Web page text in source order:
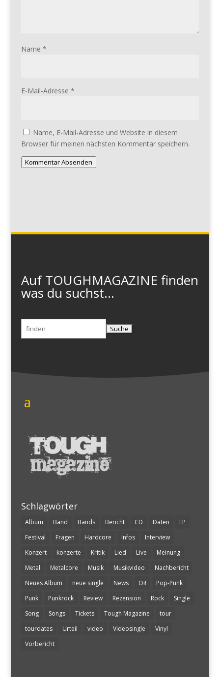
Name *
E-Mail-Adresse *
Name, E-Mail-Adresse und Website in diesem
Browser für meinen nächsten Kommentar speichern.
Kommentar Absenden
Auf TOUGHMAGAZINE finden
was du suchst...
Suchen
Schlagwörter
Album Band Bands Bericht CD Daten
EP
Festival
Fragen Hardcore Infos
Interview
Konzert
konzerte Kritik Lied Live
Meinung
Metal
Metalcore Musik Musikvideo
Nachbericht
Neues Album
neue single News Oi!
Pop-Punk
Punk
Punkrock Review Rezension Rock
Single
Song
Songs Tickets Tough Magazine
tour
tourdates
Urteil video Videosingle
Vinyl
Vorbericht